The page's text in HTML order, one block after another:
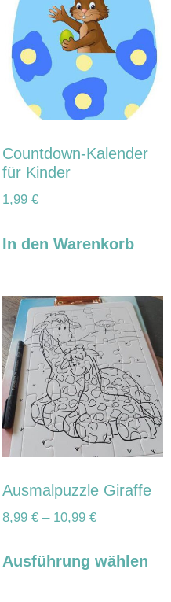
Countdown-Kalender
für Kinder
1,99 €
In den Warenkorb
Ausmalpuzzle Giraffe
8,99 € – 10,99 €
Ausführung wählen